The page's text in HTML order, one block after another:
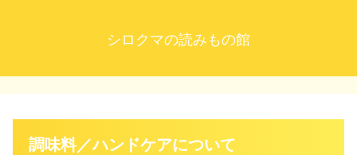
シロクマの読みもの館
調味料／ハンドケアについて